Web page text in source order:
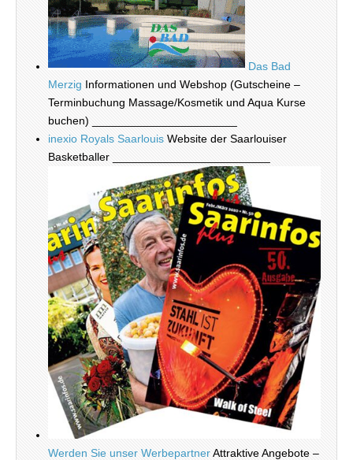
Das Bad
Merzig Informationen und Webshop (Gutscheine –
Terminbuchung Massage/Kosmetik und Aqua Kurse
buchen) _______________________
inexio Royals Saarlouis Website der Saarlouiser
Basketballer _________________________
Werden Sie unser WerbepartnerAttraktive Angebote –